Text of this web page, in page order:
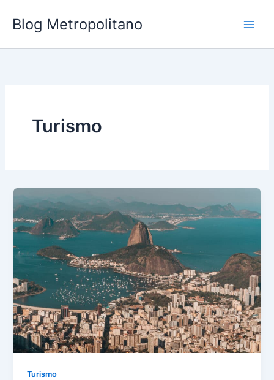
para
conteúdo
Blog Metropolitano
Turismo
Turismo